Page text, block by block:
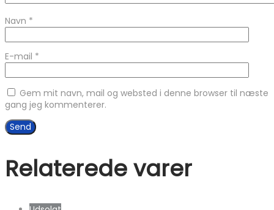
Navn *
E-mail *
Gem mit navn, mail og websted i denne browser til næste
gang jeg kommenterer.
Relaterede varer